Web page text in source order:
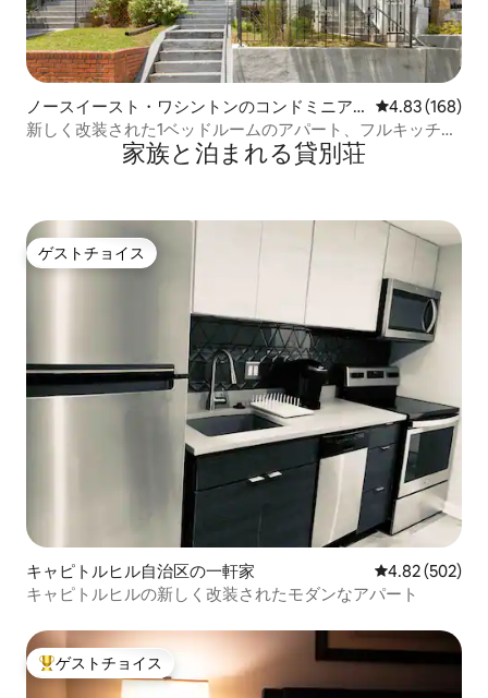
ノースイースト・ワシントンのコンドミニア
ム
レビュー168
4.83 (168)
新しく改装された1ベッドルームのアパート、フルキッチン
家族と泊まれる貸別荘
ゲストチョイス
ゲストチョイス
キャピトルヒル自治区の一軒家 レビュー502
4.82 (502)
キャピトルヒルの新しく改装されたモダンなアパート
大好評のゲストチョイスです。
ゲストチョイス